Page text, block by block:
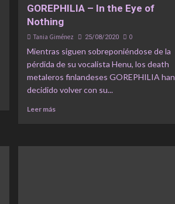
GOREPHILIA – In the Eye of
Nothing
Tania Giménez 25/08/2020 0
Mientras siguen sobreponiéndose de la
pérdida de su vocalista Henu, los death
metaleros finlandeses GOREPHILIA han
decidido volver con su...
Leer más